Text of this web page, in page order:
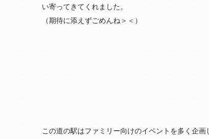
い寄ってきてくれました。
（期待に添えずごめんね＞＜）
この道の駅はファミリー向けのイベントを多く企